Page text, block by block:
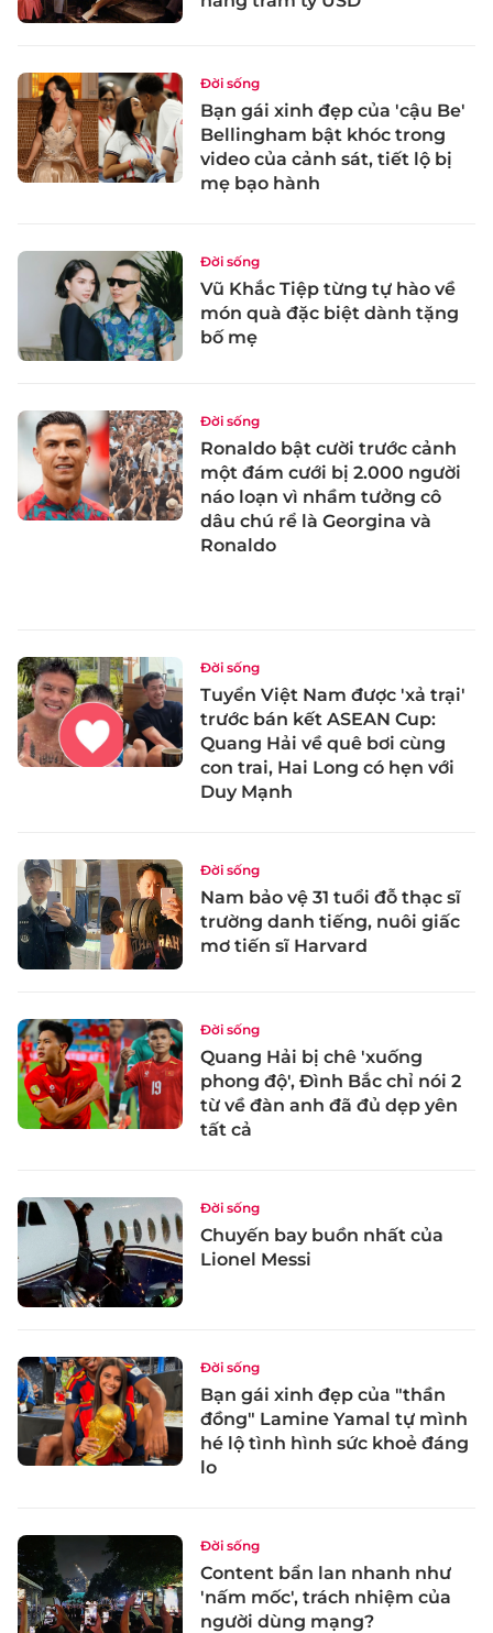
Đời sống
Bạn gái xinh đẹp của 'cậu Be'
Bellingham bật khóc trong
video của cảnh sát, tiết lộ bị
mẹ bạo hành
Đời sống
Vũ Khắc Tiệp từng tự hào về
món quà đặc biệt dành tặng
bố mẹ
Đời sống
Ronaldo bật cười trước cảnh
một đám cưới bị 2.000 người
náo loạn vì nhầm tưởng cô
dâu chú rể là Georgina và
Ronaldo
Đời sống
Tuyển Việt Nam được 'xả trại'
trước bán kết ASEAN Cup:
Quang Hải về quê bơi cùng
con trai, Hai Long có hẹn với
Duy Mạnh
Đời sống
Nam bảo vệ 31 tuổi đỗ thạc sĩ
trường danh tiếng, nuôi giấc
mơ tiến sĩ Harvard
Đời sống
Quang Hải bị chê 'xuống
phong độ', Đình Bắc chỉ nói 2
từ về đàn anh đã đủ dẹp yên
tất cả
Đời sống
Chuyến bay buồn nhất của
Lionel Messi
Đời sống
Bạn gái xinh đẹp của "thần
đồng" Lamine Yamal tự mình
hé lộ tình hình sức khoẻ đáng
lo
Đời sống
Content bẩn lan nhanh như
'nấm mốc', trách nhiệm của
người dùng mạng?